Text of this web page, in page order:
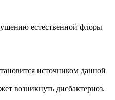
естественной флоры
источником данной
возникнуть дисбактериоз.